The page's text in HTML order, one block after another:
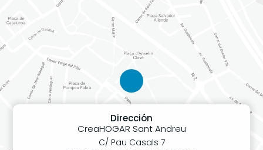
Dirección
CreaHOGAR Sant Andreu
C/ Pau Casals 7